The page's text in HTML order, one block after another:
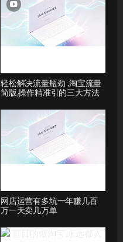
轻松解决流量瓶劲 ,淘宝流量
简版,操作精准引的三大方法
网店运营有多坑一年赚几百
万一天卖几万单